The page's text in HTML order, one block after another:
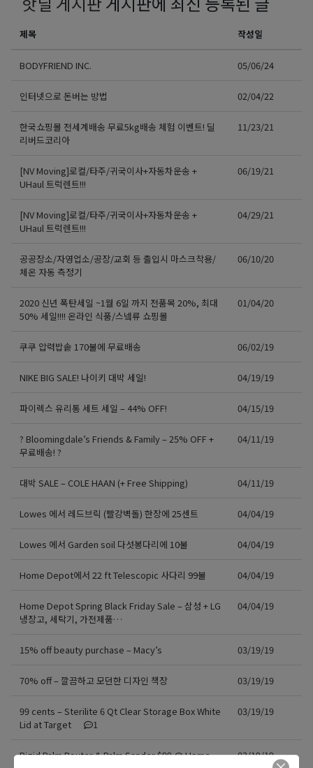
제목 작성일
BODYFRIEND INC. 05/06/24
인터넷으로 돈버는 방법 02/04/22
한국쇼핑몰 전세계배송 무료5kg배송 체험 이벤트! 딜
리버드코리아
11/23/21
[NV Moving]로컬/타주/귀국이사+자동차운송 +
UHaul 트럭렌트!!!
06/19/21
[NV Moving]로컬/타주/귀국이사+자동차운송 +
UHaul 트럭렌트!!!
04/29/21
공공장소/자영업소/공장/교회 등 출입시 마스크착용/
체온 자동 측정기
06/10/20
2020 신년 폭탄세일 ~1월 6일 까지 전품목 20%, 최대
50% 세일!!!! 온라인 식품/스넼류 쇼핑몰
01/04/20
쿠쿠 압력밥솥 170불에 무료배송 06/02/19
NIKE BIG SALE! 나이키 대박 세일! 04/19/19
파이렉스 유리통 세트 세일 – 44% OFF! 04/15/19
? Bloomingdale’s Friends & Family – 25% OFF +
무료배송! ?
04/11/19
대박 SALE – COLE HAAN (+ Free Shipping) 04/11/19
Lowes 에서 레드브릭 (빨강벽돌) 한장에 25센트 04/04/19
Lowes 에서 Garden soil 다섯봉다리에 10불 04/04/19
Home Depot에서 22 ft Telescopic 사다리 99불 04/04/19
Home Depot Spring Black Friday Sale – 삼성 + LG
냉장고, 세탁기, 가전제품…
04/04/19
15% off beauty purchase – Macy’s 03/19/19
70% off – 깔끔하고 모던한 디자인 책장 03/19/19
99 cents – Sterilite 6 Qt Clear Storage Box White
Lid at Target
1
03/19/19
Rigid Palm Router & Palm Sander $99 @ Home
03/19/19